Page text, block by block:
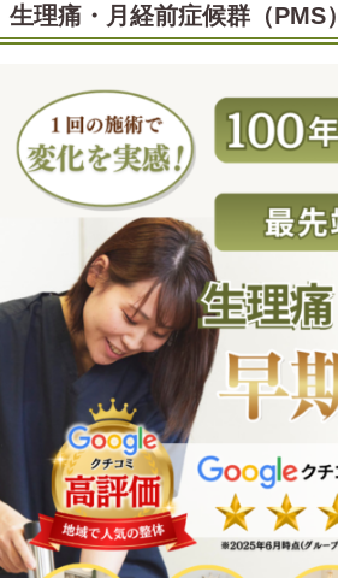
生理痛・月経前症候群（PMS）